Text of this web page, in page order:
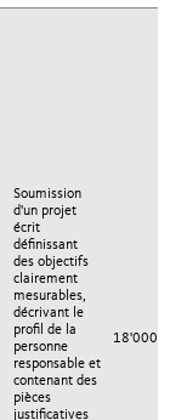
Soumission
d'un projet
écrit
définissant
des objectifs
clairement
mesurables,
décrivant le
profil de la
personne
responsable et
contenant des
pièces
justificatives